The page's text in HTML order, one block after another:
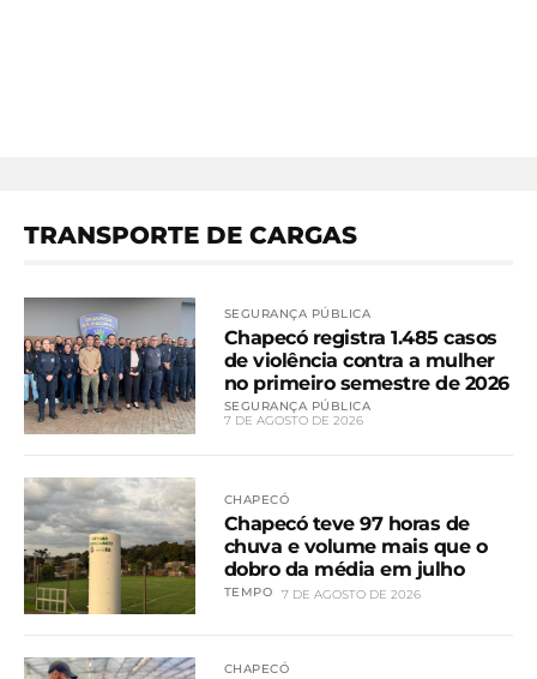
TRANSPORTE DE CARGAS
SEGURANÇA PÚBLICA
Chapecó registra 1.485 casos
de violência contra a mulher
no primeiro semestre de 2026
SEGURANÇA PÚBLICA
7 DE AGOSTO DE 2026
CHAPECÓ
Chapecó teve 97 horas de
chuva e volume mais que o
dobro da média em julho
TEMPO 7 DE AGOSTO DE 2026
CHAPECÓ